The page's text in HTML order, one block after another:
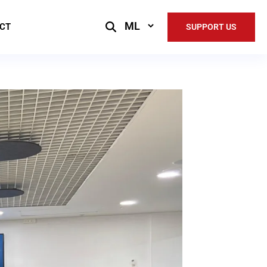
Select
SUPPORT US